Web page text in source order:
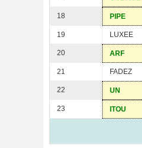
18 PIPE
19 LUXEE
20 ARF
21 FADEZ
22 UN
23 ITOU